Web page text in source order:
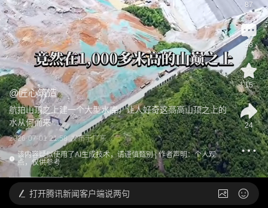
@匠心筑造
航拍山顶之上建一个大型水库，让人好奇这高高山顶之上的
水从何而来
2026-07-01 21:58 发布于广东
该内容疑似使用了AI生成技术，请谨慎甄别 | 作者声明：个人观
点，仅供参考
87
38
15
24
打开腾讯新闻客户端说两句